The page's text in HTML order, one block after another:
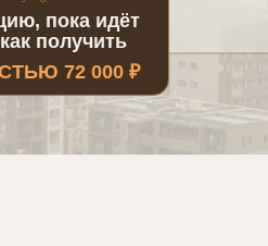
72 000 ₽
пока идёт
получить